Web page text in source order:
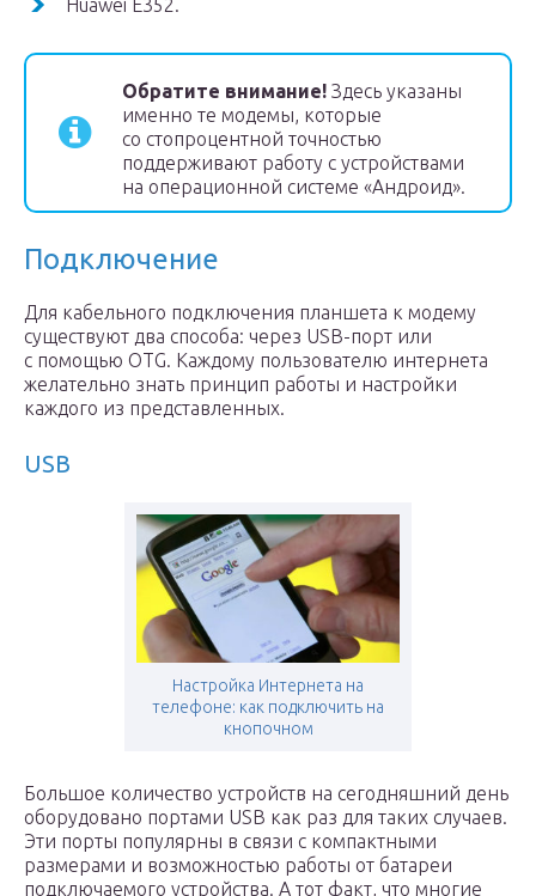
Huawei E352.
Обратите внимание! Здесь указаны
именно те модемы, которые
со стопроцентной точностью
поддерживают работу с устройствами
на операционной системе «Андроид».
Подключение
Для кабельного подключения планшета к модему
существуют два способа: через USB-порт или
с помощью OTG. Каждому пользователю интернета
желательно знать принцип работы и настройки
каждого из представленных.
USB
Настройка Интернета на
телефоне: как подключить на
кнопочном
Большое количество устройств на сегодняшний день
оборудовано портами USB как раз для таких случаев.
Эти порты популярны в связи с компактными
размерами и возможностью работы от батареи
подключаемого устройства. А тот факт, что многие